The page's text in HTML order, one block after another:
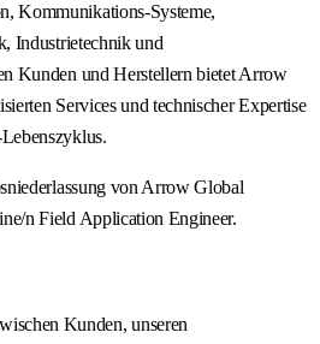
Kommunikations-Systeme,
Industrietechnik und
Kunden und Herstellern bietet Arrow
Services und technischer Expertise
von Arrow Global
n Field Application Engineer.
Kunden, unseren